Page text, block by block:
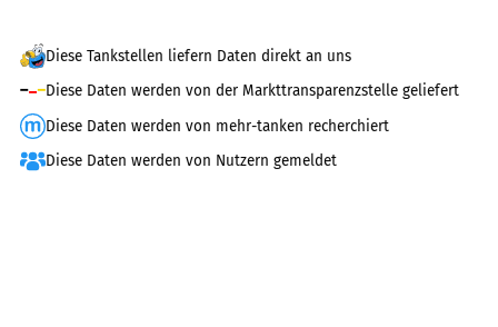
Diese Tankstellen liefern Daten direkt an uns
Diese Daten werden von der Markttransparenzstelle geliefert
Diese Daten werden von mehr-tanken recherchiert
Diese Daten werden von Nutzern gemeldet